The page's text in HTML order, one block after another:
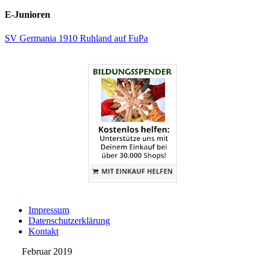
E-Junioren
SV Germania 1910 Ruhland auf FuPa
Impressum
Datenschutzerklärung
Kontakt
Februar 2019